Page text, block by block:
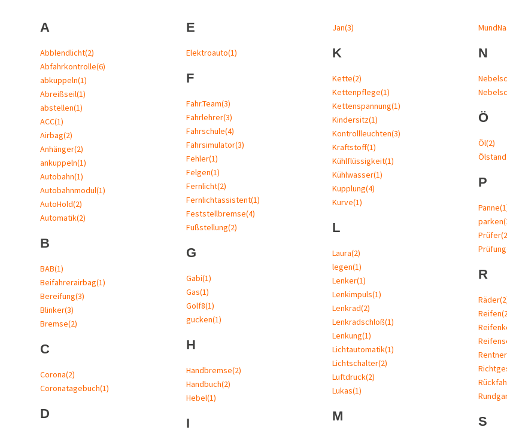
A
Abblendlicht(2)
Abfahrkontrolle(6)
abkuppeln(1)
Abreißseil(1)
abstellen(1)
ACC(1)
Airbag(2)
Anhänger(2)
ankuppeln(1)
Autobahn(1)
Autobahnmodul(1)
AutoHold(2)
Automatik(2)
B
BAB(1)
Beifahrerairbag(1)
Bereifung(3)
Blinker(3)
Bremse(2)
C
Corona(2)
Coronatagebuch(1)
D
E
Elektroauto(1)
F
Fahr.Team(3)
Fahrlehrer(3)
Fahrschule(4)
Fahrsimulator(3)
Fehler(1)
Felgen(1)
Fernlicht(2)
Fernlichtassistent(1)
Feststellbremse(4)
Fußstellung(2)
G
Gabi(1)
Gas(1)
Golf8(1)
gucken(1)
H
Handbremse(2)
Handbuch(2)
Hebel(1)
I
Jan(3)
K
Kette(2)
Kettenpflege(1)
Kettenspannung(1)
Kindersitz(1)
Kontrollleuchten(3)
Kraftstoff(1)
Kühlflüssigkeit(1)
Kühlwasser(1)
Kupplung(4)
Kurve(1)
L
Laura(2)
legen(1)
Lenker(1)
Lenkimpuls(1)
Lenkrad(2)
Lenkradschloß(1)
Lenkung(1)
Lichtautomatik(1)
Lichtschalter(2)
Luftdruck(2)
Lukas(1)
M
N
Ö
Öl(2)
Ölstand
P
Panne
parken
Prüfer
Prüfung
R
Räder
Reifen
Rentner
S